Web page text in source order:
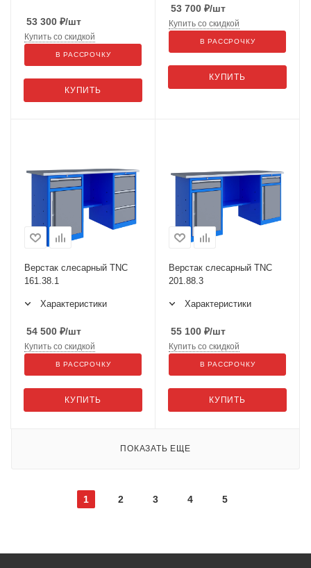
53 300 ₽/шт
КУПИТЬ
Купить со скидкой
В РАССРОЧКУ
53 700 ₽/шт
КУПИТЬ
Купить со скидкой
В РАССРОЧКУ
Верстак слесарный TNC
161.38.1
Характеристики
54 500 ₽/шт
КУПИТЬ
Купить со скидкой
В РАССРОЧКУ
Верстак слесарный TNC
201.88.3
Характеристики
55 100 ₽/шт
КУПИТЬ
Купить со скидкой
В РАССРОЧКУ
ПОКАЗАТЬ ЕЩЕ
1 2 3 4 5